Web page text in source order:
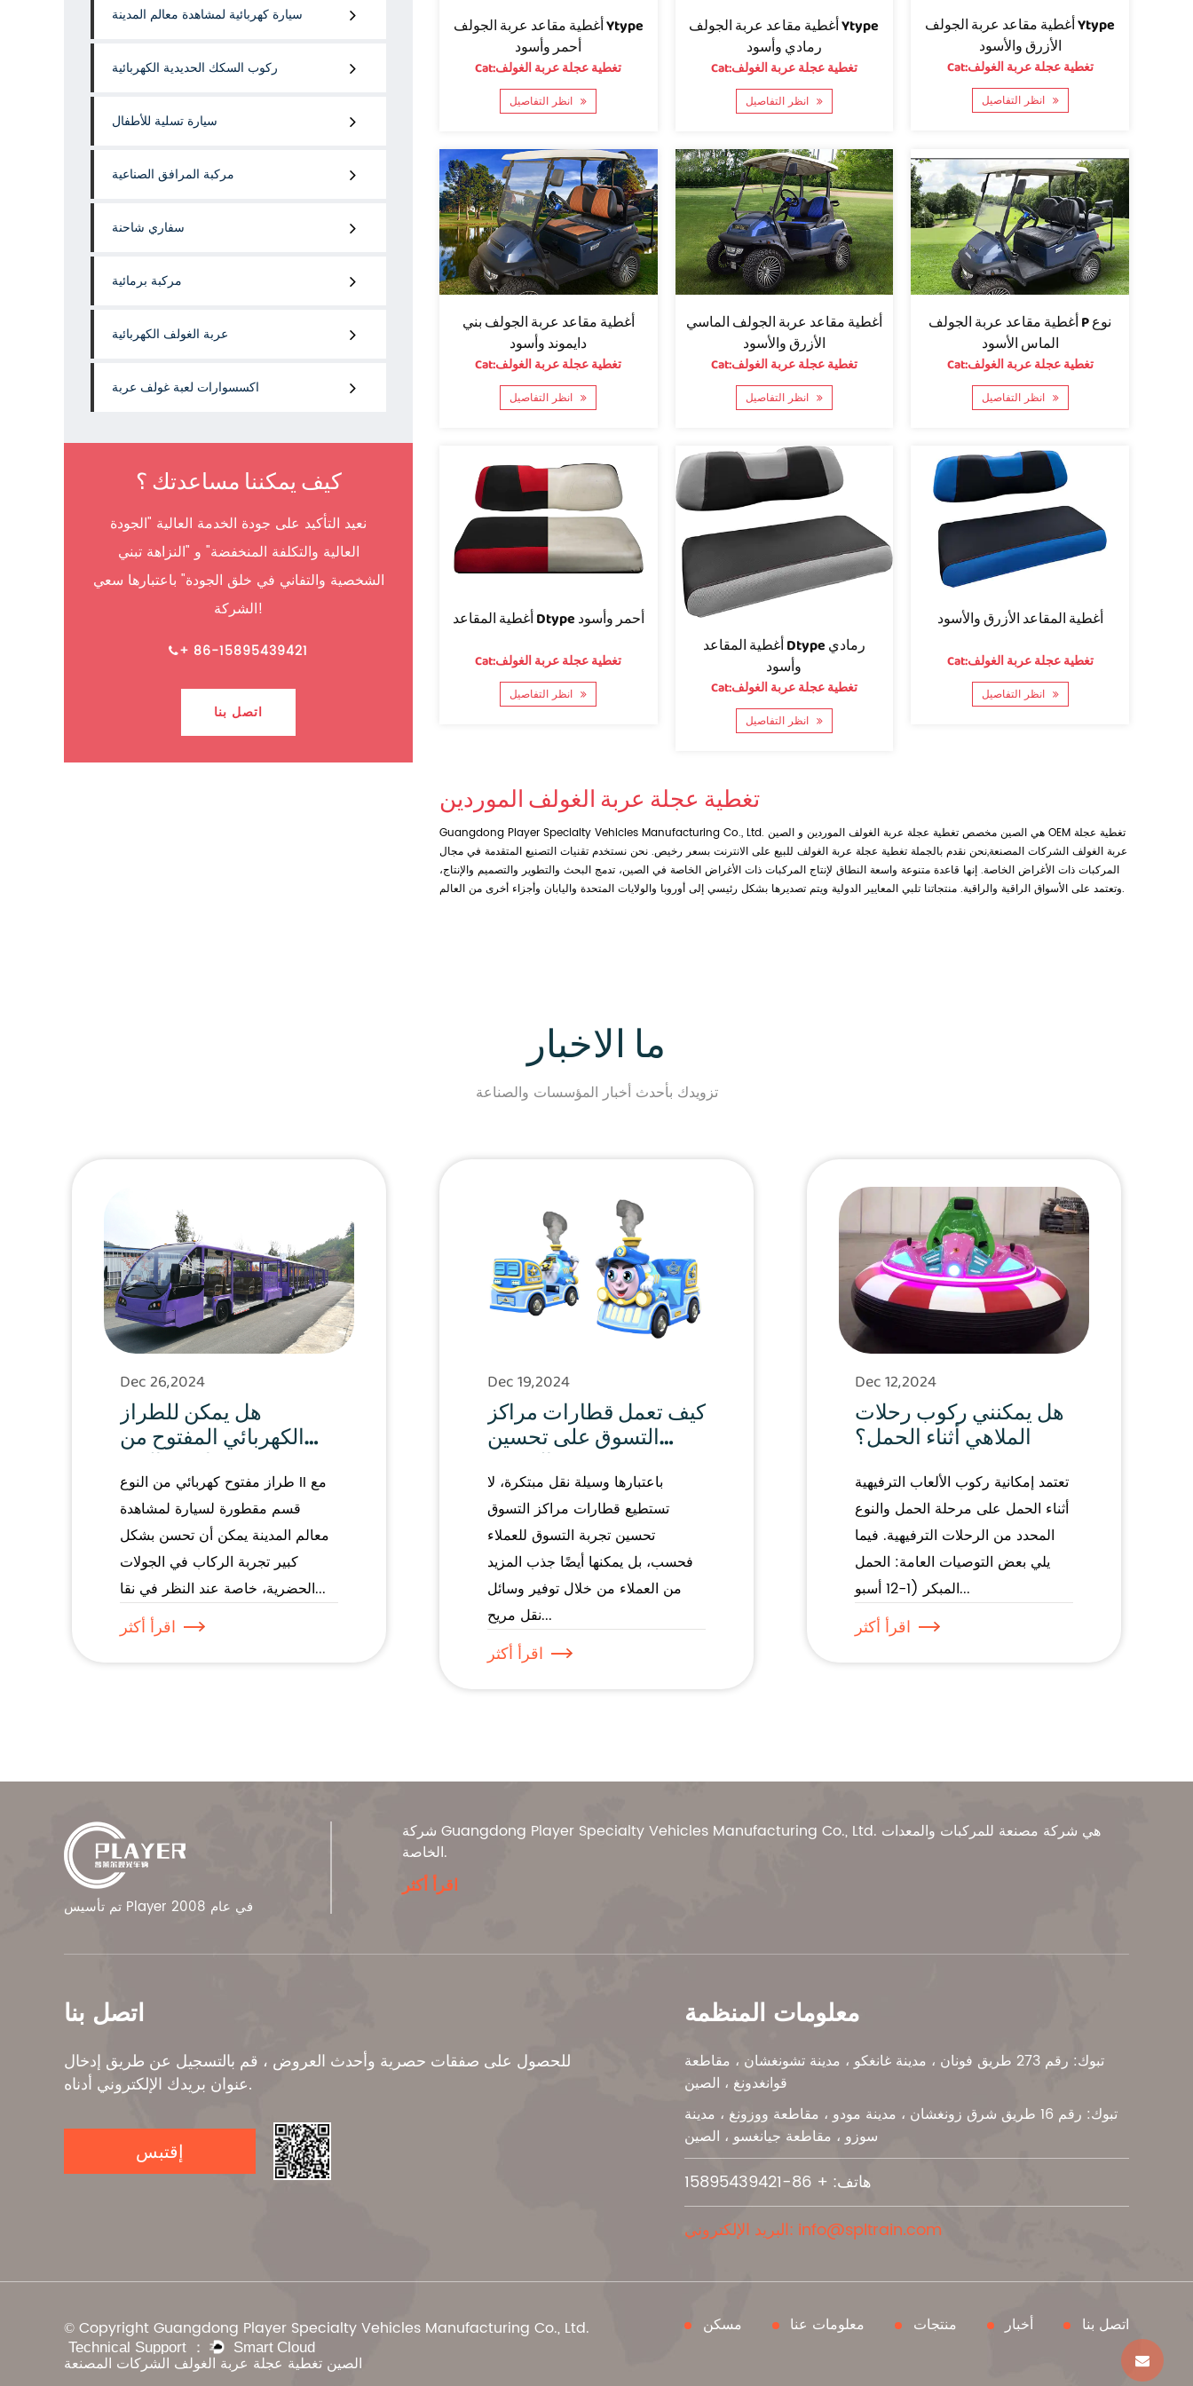
سيارة كهربائية لمشاهدة معالم المدينة
ركوب السكك الحديدية الكهربائية
سيارة تسلية للأطفال
مركبة المرافق الصناعية
سفاري شاحنة
مركبة برمائية
عربة الغولف الكهربائية
اكسسوارات لعبة غولف عربة
كيف يمكننا مساعدتك ؟
نعيد التأكيد على جودة الخدمة العالية "الجودة
العالية والتكلفة المنخفضة" و "النزاهة تبني
الشخصية والتفاني في خلق الجودة" باعتبارها سعي
الشركة!
+ 86-15895439421
اتصل بنا
أغطية مقاعد عربة الجولف Ytype
أحمر وأسود
Cat:تغطية عجلة عربة الغولف
أغطية مقاعد عربة الجولف Ytype
رمادي وأسود
Cat:تغطية عجلة عربة الغولف
انظر التفاصيل
أغطية مقاعد عربة الجولف Ytype
الأزرق والأسود
Cat:تغطية عجلة عربة الغولف
انظر التفاصيل
أغطية مقاعد عربة الجولف بني
دايموند وأسود
Cat:تغطية عجلة عربة الغولف
أغطية مقاعد عربة الجولف الماسي
الأزرق والأسود
Cat:تغطية عجلة عربة الغولف
انظر التفاصيل
أغطية مقاعد عربة الجولف P نوع
الماس الأسود
Cat:تغطية عجلة عربة الغولف
انظر التفاصيل
أغطية المقاعد Dtype أحمر وأسود
Cat:تغطية عجلة عربة الغولف
أغطية المقاعد Dtype رمادي
وأسود
Cat:تغطية عجلة عربة الغولف
انظر التفاصيل
أغطية المقاعد الأزرق والأسود
Cat:تغطية عجلة عربة الغولف
انظر التفاصيل
تغطية عجلة عربة الغولف الموردين
Guangdong Player Specialty Vehicles Manufacturing Co., Ltd. هي الصين مخصص تغطية عجلة عربة الغولف الموردين و الصين OEM تغطية عجلة
عربة الغولف الشركات المصنعة,نحن نقدم بالجملة تغطية عجلة عربة الغولف للبيع على الانترنت بسعر رخيص. نحن نستخدم تقنيات التصنيع المتقدمة في مجال
المركبات ذات الأغراض الخاصة. إنها قاعدة متنوعة واسعة النطاق لإنتاج المركبات ذات الأغراض الخاصة في الصين، تدمج البحث والتطوير والتصميم والإنتاج،
وتعتمد على الأسواق الراقية والراقية. منتجاتنا تلبي المعايير الدولية ويتم تصديرها بشكل رئيسي إلى أوروبا والولايات المتحدة واليابان وأجزاء أخرى من العالم.
ما الاخبار
تزويدك بأحدث أخبار المؤسسات والصناعة
Dec 26,2024
هل يمكن للطراز
الكهربائي المفتوح من
النوع II مع سيارة
لمشاهدة معالم المدينة
بقسم المقطورة تحسين
تجربة الركاب في
الجولات الحضرية؟
طراز مفتوح كهربائي من النوع II مع
قسم مقطورة لسيارة لمشاهدة
معالم المدينة يمكن أن تحسن بشكل
كبير تجربة الركاب في الجولات
الحضرية، خاصة عند النظر في نقا...
اقرأ أكثر
Dec 19,2024
كيف تعمل قطارات مراكز
التسوق على تحسين
تجربة التسوق
للمستهلكين وجذب
المزيد من العملاء؟
باعتبارها وسيلة نقل مبتكرة، لا
تستطيع قطارات مراكز التسوق
تحسين تجربة التسوق للعملاء
فحسب، بل يمكنها أيضًا جذب المزيد
من العملاء من خلال توفير وسائل
نقل مريح...
اقرأ أكثر
Dec 12,2024
هل يمكنني ركوب رحلات
الملاهي أثناء الحمل؟
تعتمد إمكانية ركوب الألعاب الترفيهية
أثناء الحمل على مرحلة الحمل والنوع
المحدد من الرحلات الترفيهية. فيما
يلي بعض التوصيات العامة: الحمل
المبكر (1-12 أسبو...
اقرأ أكثر
تم تأسيس Player في عام 2008
شركة Guangdong Player Specialty Vehicles Manufacturing Co., Ltd. هي شركة مصنعة للمركبات والمعدات
الخاصة.
اقرأ أكثر
اتصل بنا
للحصول على صفقات حصرية وأحدث العروض ، قم بالتسجيل عن طريق إدخال
عنوان بريدك الإلكتروني أدناه.
إقتبس
معلومات المنظمة
تبوك: رقم 273 طريق فونان ، مدينة غانغكو ، مدينة تشونغشان ، مقاطعة
قوانغدونغ ، الصين
تبوك: رقم 16 طريق شرق زونغشان ، مدينة مودو ، مقاطعة ووزونغ ، مدينة
سوزو ، مقاطعة جيانغسو ، الصين
هاتف: + 86-15895439421
البريد الإلكتروني: info@spltrain.com
© Copyright Guangdong Player Specialty Vehicles Manufacturing Co., Ltd.
الصين تغطية عجلة عربة الغولف الشركات المصنعة
مسكن معلومات عنا منتجات أخبار اتصل بنا